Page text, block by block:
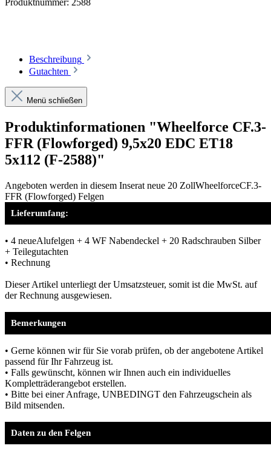
Beschreibung
Gutachten
Menü schließen
Produktinformationen "Wheelforce CF.3-
FFR (Flowforged) 9,5x20 EDC ET18
5x112 (F-2588)"
Angeboten werden in diesem Inserat neue 20 ZollWheelforceCF.3-
FFR (Flowforged) Felgen
Lieferumfang:
• 4 neueAlufelgen + 4 WF Nabendeckel + 20 Radschrauben Silber
+ Teilegutachten
• Rechnung
Dieser Artikel unterliegt der Umsatzsteuer, somit ist die MwSt. auf
der Rechnung ausgewiesen.
Bemerkungen
• Gerne können wir für Sie vorab prüfen, ob der angebotene Artikel
passend für Ihr Fahrzeug ist.
• Falls gewünscht, können wir Ihnen auch ein individuelles
Kompletträderangebot erstellen.
• Bitte bei einer Anfrage, UNBEDINGT den Fahrzeugschein als
Bild mitsenden.
Daten zu den Felgen